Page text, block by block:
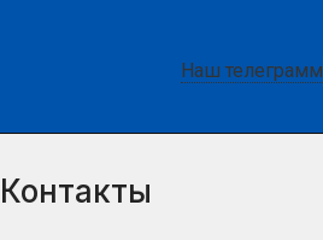
Наш телеграмм
Контакты